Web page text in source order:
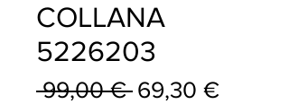
COLLANA
5226203
99,00 € Prezzo
69,30 €Prezzo